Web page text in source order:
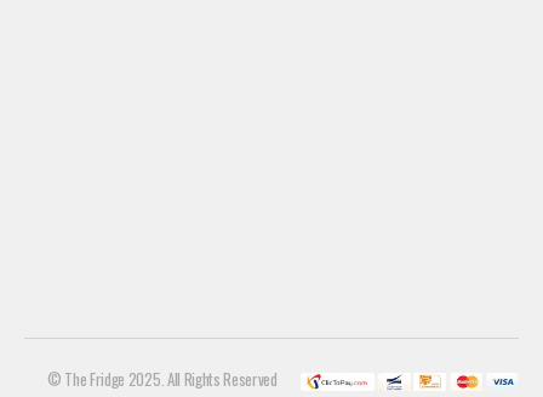
© The Fridge 2025. All Rights Reserved